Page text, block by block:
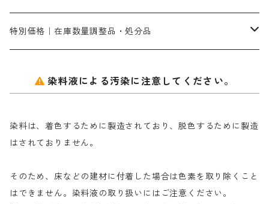
セレナゾールPDN｜各種染料の染料溶解剤
防腐剤｜アルカリ性
アミラヂンD｜浸透・複色抑制剤
メイプロガムNP（綿・麻・絹用｜直接・酸性・含金染料用）
白場汚染防止剤｜ソーピング剤｜水洗する際の再汚染防止剤
カ行
ナ行
ハ行
特別価格｜在庫数量調整品・処分品
粉末顔料
綿・麻を染める染料
染料液による汚染に注意してください。
染料は、着色するために製造されており、脱色するために製造
はされておりません。
そのため、床などの建材に付着した場合は色素を取り除くこと
はできません。染料液の取り扱いにはご注意ください。